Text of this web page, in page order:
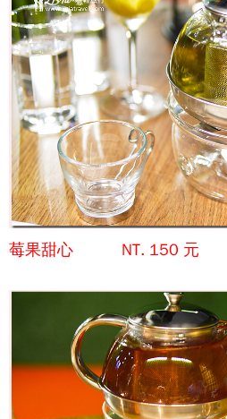
莓果甜心 NT. 150 元